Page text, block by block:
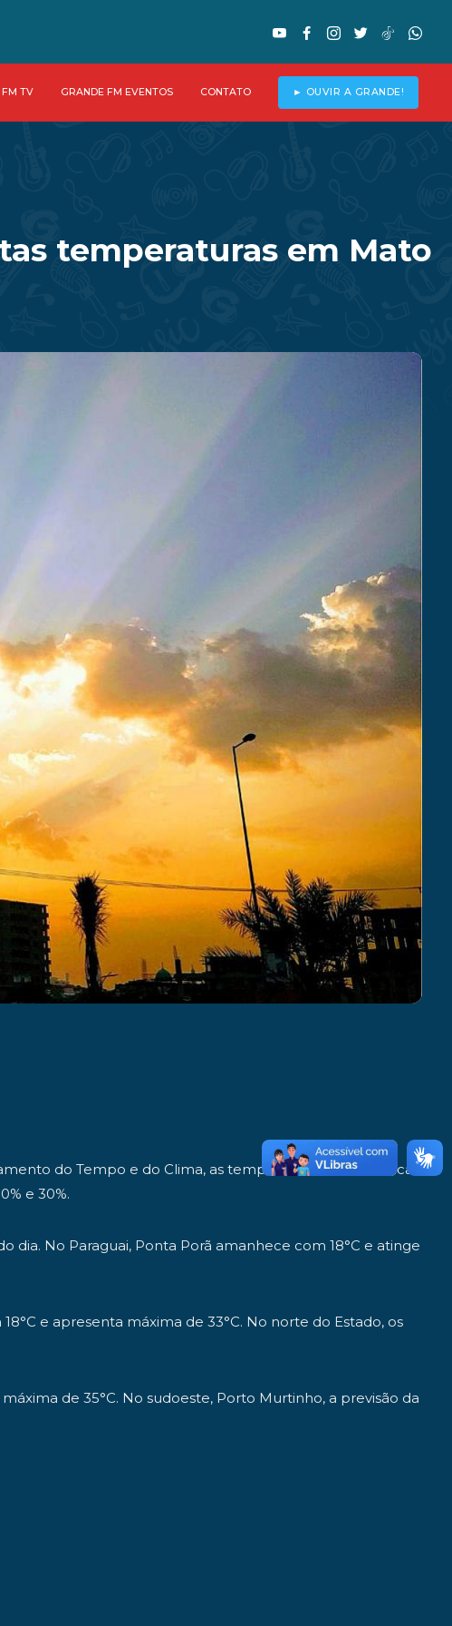
FM TV GRANDE FM EVENTOS CONTATO ► OUVIR A GRANDE!
temperaturas em Mato
do Tempo e do Clima, as temperaturas voltam a ficar
e 30%.
dia. No Paraguai, Ponta Porã amanhece com 18°C e atinge
e apresenta máxima de 33°C. No norte do Estado, os
de 35°C. No sudoeste, Porto Murtinho, a previsão da